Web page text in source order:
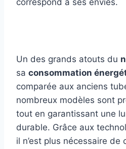
correspond à ses envies.
Un des grands atouts du
sa consommation
comparée aux anciens
nombreux modèles sont
tout en garantissant une
durable. Grâce aux
il n’est plus nécessaire de